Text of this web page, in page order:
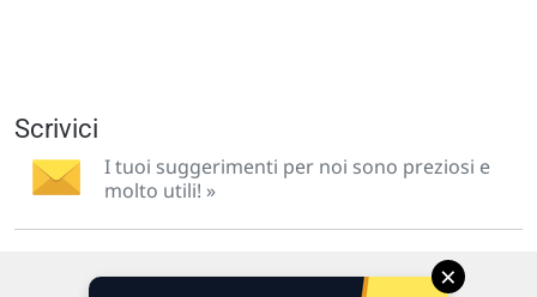
Scrivici
I tuoi suggerimenti per noi sono preziosi e
molto utili! »
×